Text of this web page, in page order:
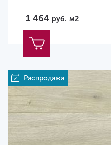
1 464 руб. м2
Распродажа